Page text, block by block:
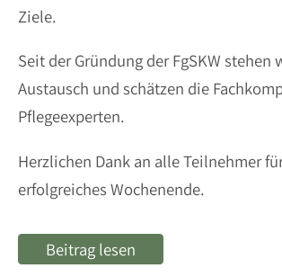
Ziele.
Seit der Gründung der FgSKW stehen
Austausch und schätzen die
Pflegeexperten.
Herzlichen Dank an alle Teilnehmer
erfolgreiches Wochenende.
Beitrag lesen